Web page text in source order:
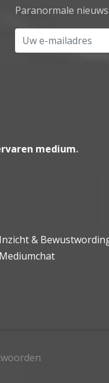
Paranormale
Uw e-mailadres
medium.
Inzicht &
Mediumchat